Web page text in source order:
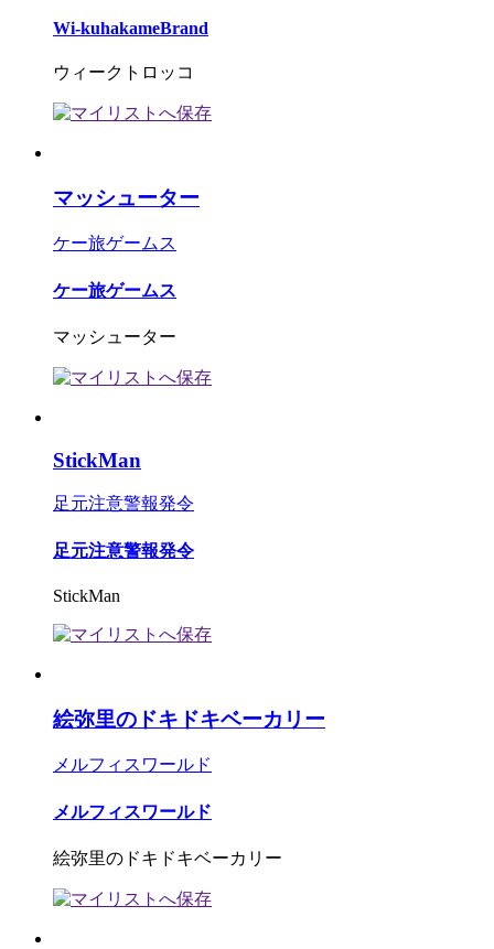
Wi-kuhakameBrand
ウィークトロッコ
マッシューター
ケー旅ゲームス
ケー旅ゲームス
マッシューター
StickMan
足元注意警報発令
足元注意警報発令
StickMan
絵弥里のドキドキベーカリー
メルフィスワールド
メルフィスワールド
絵弥里のドキドキベーカリー